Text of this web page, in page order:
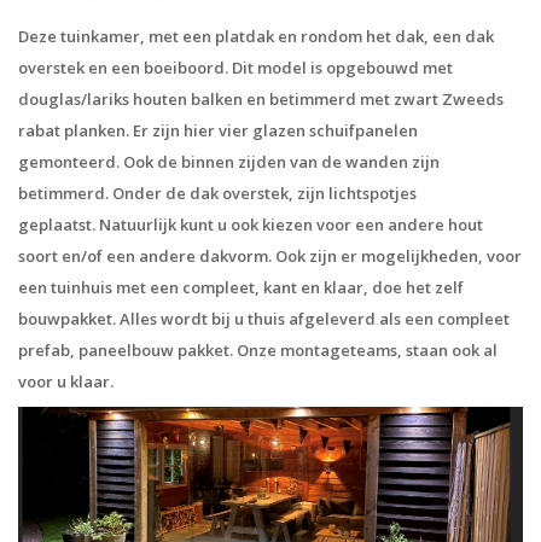
Deze tuinkamer, met een platdak en rondom het dak, een dak
overstek en een boeiboord. Dit model is opgebouwd met
douglas/lariks houten balken en betimmerd met zwart Zweeds
rabat planken. Er zijn hier vier glazen schuifpanelen
gemonteerd. Ook de binnen zijden van de wanden zijn
betimmerd. Onder de dak overstek, zijn lichtspotjes
geplaatst. Natuurlijk kunt u ook kiezen voor een andere hout
soort en/of een andere dakvorm. Ook zijn er mogelijkheden, voor
een tuinhuis met een compleet, kant en klaar, doe het zelf
bouwpakket. Alles wordt bij u thuis afgeleverd als een compleet
prefab, paneelbouw pakket. Onze montageteams, staan ook al
voor u klaar.